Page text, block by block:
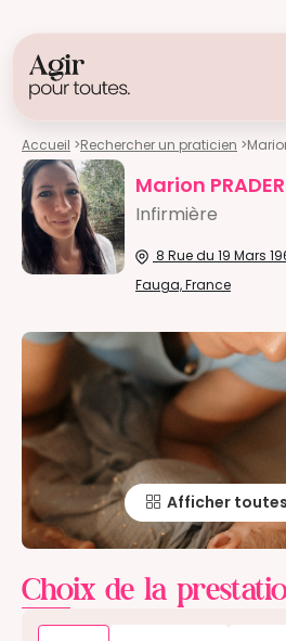
Accueil >Rechercher un praticien >
Marion
Infirmière
8 Rue du 19 Mars
Fauga, France
Afficher
Choix de la